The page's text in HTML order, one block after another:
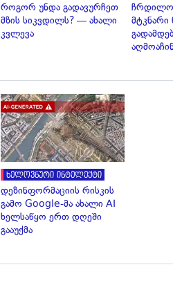
როგორ უნდა გადავურჩეთ
მზის სიკვდილს? — ახალი
კვლევა
მტკნარი
ხელოვნური ინტელექტი
დეზინფორმაციის რისკის
გამო Google-მა ახალი AI
ხელსაწყო ერთ დღეში
გააუქმა